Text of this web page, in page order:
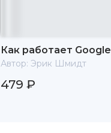
Как работает Google
Автор: Эрик Шмидт
479 ₽